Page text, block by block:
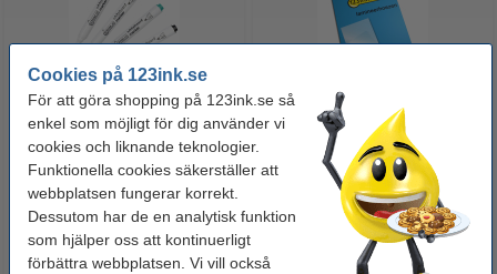
Cookies på 123ink.se
För att göra shopping på 123ink.se så
enkel som möjligt för dig använder vi
cookies och liknande teknologier.
Funktionella cookies säkerställer att
webbplatsen fungerar korrekt.
Dessutom har de en analytisk funktion
som hjälper oss att kontinuerligt
förbättra webbplatsen. Vi vill också
Whiteboardpenna 2.5mm |
123ink | sorterade färger | 4st
60 kr Inkl. 25% Moms
Lamineringsfickor A4 80 mik. |
blank | 123ink 100st
125 kr Inkl. 25% Moms